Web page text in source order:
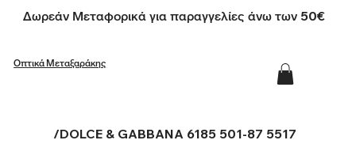
Δωρεάν Μεταφορικά για παραγγελίες άνω των 50€
Οπτικά Μεταξαράκης
/DOLCE & GABBANA 6185 501-87 5517